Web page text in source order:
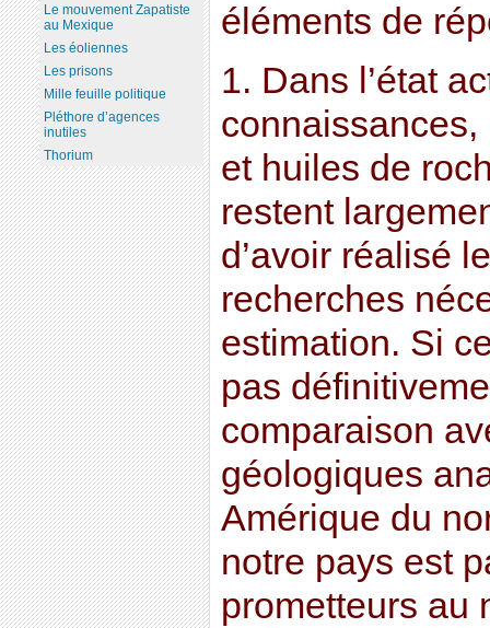
éléments de
1. Dans l’état
et huiles de
restent
d’avoir réalisé
recherches
estimation. Si
pas
comparaison
géologiques
Amérique du
notre pays est
prometteurs au
Le mouvement Zapatiste
au Mexique
Les éoliennes
Les prisons
Mille feuille politique
Pléthore d’agences
inutiles
Thorium